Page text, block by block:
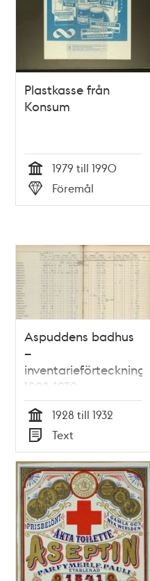
Plastkasse från
Konsum
Tid
1979 till 1990
Typ
Föremål
Aspuddens badhus
–
inventarieförteckningar
1928-1932
Tid
1928 till 1932
Typ
Text